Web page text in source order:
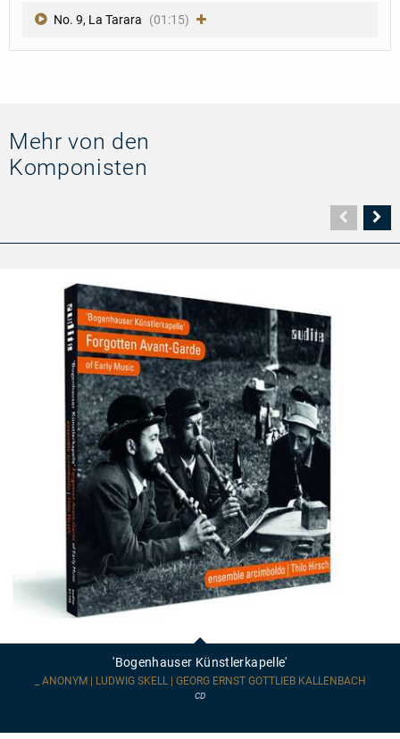
No. 9, La Tarara (01:15)
Mehr von den
Komponisten
Seite
'Bogenhauser Künstlerkapelle'
_ ANONYM | LUDWIG SKELL | GEORG ERNST GOTTLIEB KALLENBACH
CD